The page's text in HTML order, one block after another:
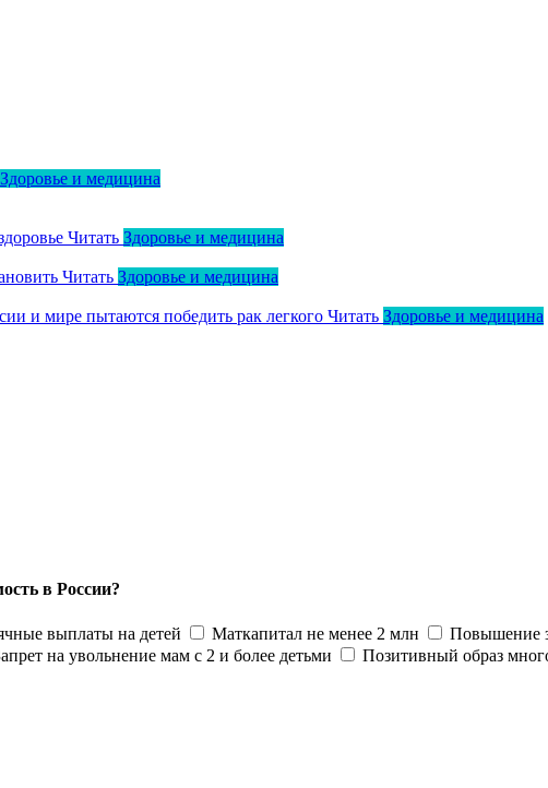
Здоровье и медицина
Читать Здоровье и медицина
Читать Здоровье и медицина
и мире пытаются победить рак легкого Читать Здоровье и медицина
в России?
выплаты на детей Маткапитал не менее 2 млн Повышение
на увольнение мам с 2 и более детьми Позитивный образ